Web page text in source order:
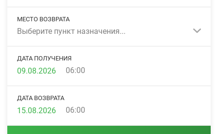
МЕСТО ВОЗВРАТА
Выберите пункт назначения...
ДАТА ПОЛУЧЕНИЯ
06:00
ДАТА ВОЗВРАТА
06:00